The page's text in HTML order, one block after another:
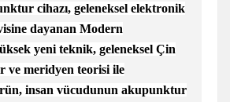
cihazı, geleneksel elektronik
dayanan Modern
yeni teknik, geleneksel Çin
ve meridyen teorisi ile
insan vücudunun akupunktur